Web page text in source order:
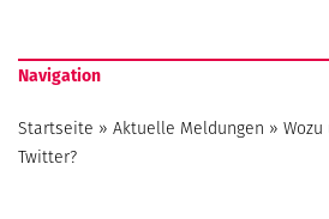
Navigation
Startseite » Aktuelle Meldungen »
Twitter?